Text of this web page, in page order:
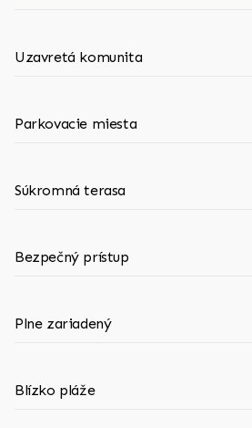
Uzavretá komunita
Parkovacie miesta
Súkromná terasa
Bezpečný prístup
Plne zariadený
Blízko pláže